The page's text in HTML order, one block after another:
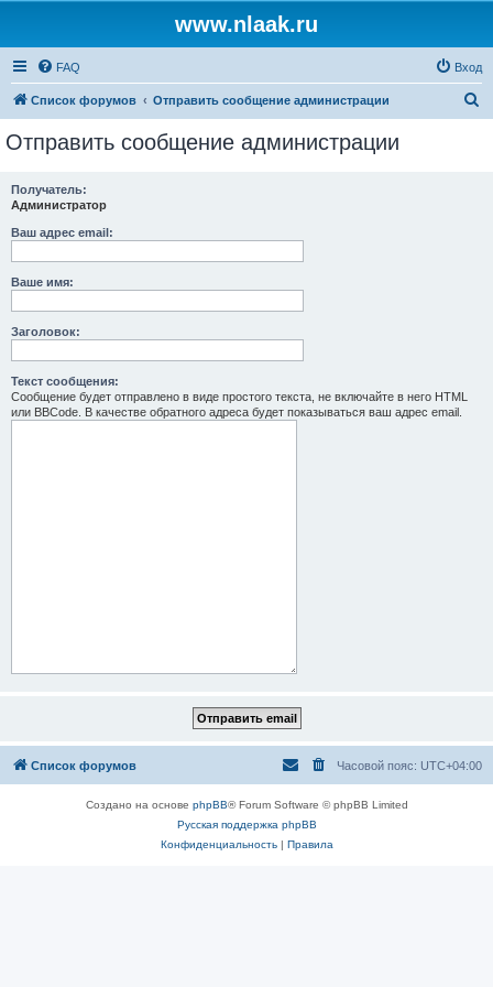
www.nlaak.ru
FAQ Вход
Список форумов Отправить сообщение администрации
Отправить сообщение администрации
Получатель:
Администратор
Ваш адрес email:
Ваше имя:
Заголовок:
Текст сообщения:
Сообщение будет отправлено в виде простого текста, не включайте в него HTML
или BBCode. В качестве обратного адреса будет показываться ваш адрес email.
Список форумов Часовой пояс: UTC+04:00
Создано на основе phpBB® Forum Software © phpBB Limited
Русская поддержка phpBB
Конфиденциальность| Правила